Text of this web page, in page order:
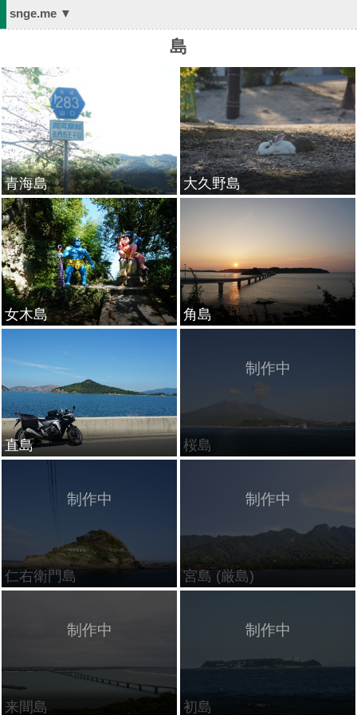
snge.me ▼
島
青海島 大久野島
女木島 角島
直島 桜島
仁右衛門島 宮島 (厳島)
来間島 初島